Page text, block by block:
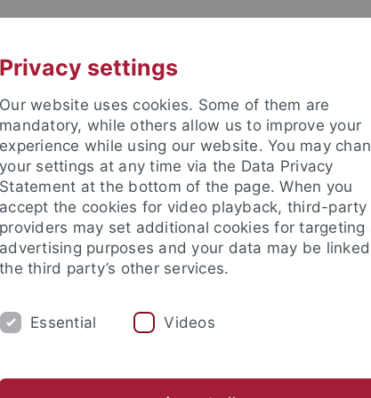
STUDIUM FORSCHUNG
und Publikationen Campusleben Im Dialog
Uni Tübingen aktuell Nr. 2/
Privacy settings
Our website uses cookies. Some of them are
mandatory, while others allow us to improve your
experience while using our website. You may
your settings at any time via the Data Privacy
Statement at the bottom of the page. When you
accept the cookies for video playback, third-party
providers may set additional cookies for targeting
advertising purposes and your data may be
the third party’s other services.
Essential Videos